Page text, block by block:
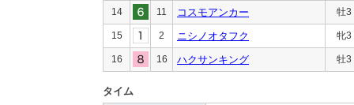
14 11 コスモアンカー 牡3
15 2 ニシノオタフク 牝3
16 16 ハクサンキング 牡3
タイム